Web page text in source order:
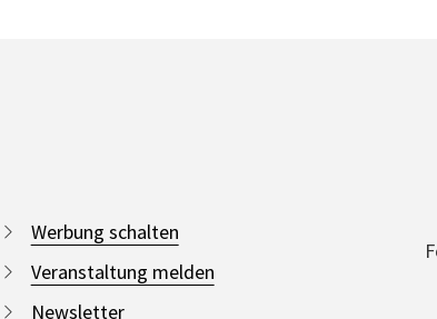
Werbung schalten
Veranstaltung melden
Newsletter